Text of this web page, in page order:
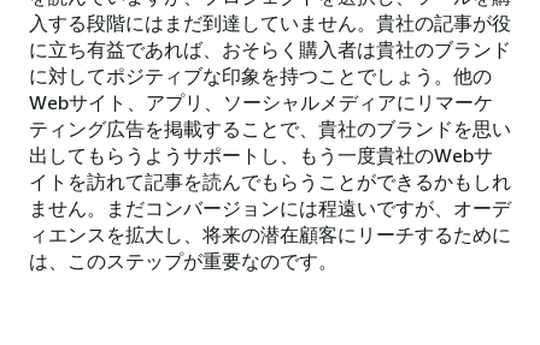
入する段階にはまだ到達していません。貴社の記事が役
に立ち有益であれば、おそらく購入者は貴社のブランド
に対してポジティブな印象を持つことでしょう。他の
Webサイト、アプリ、ソーシャルメディアにリマーケ
ティング広告を掲載することで、貴社のブランドを思い
出してもらうようサポートし、もう一度貴社のWebサ
イトを訪れて記事を読んでもらうことができるかもしれ
ません。まだコンバージョンには程遠いですが、オーデ
ィエンスを拡大し、将来の潜在顧客にリーチするために
は、このステップが重要なのです。